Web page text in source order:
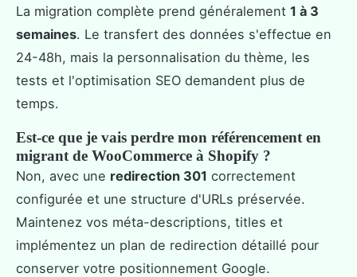
La migration complète prend généralement 1 à 3
semaines. Le transfert des données s'effectue en
24-48h, mais la personnalisation du thème, les
tests et l'optimisation SEO demandent plus de
temps.
Est-ce que je vais perdre mon référencement en
migrant de WooCommerce à Shopify ?
Non, avec une redirection 301 correctement
configurée et une structure d'URLs préservée.
Maintenez vos méta-descriptions, titles et
implémentez un plan de redirection détaillé pour
conserver votre positionnement Google.